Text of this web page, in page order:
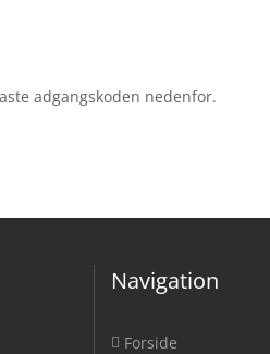
adgangskoden nedenfor.
Navigation
Forside